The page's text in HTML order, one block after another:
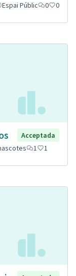
Espai Públic 0 0
Acceptada
1 1